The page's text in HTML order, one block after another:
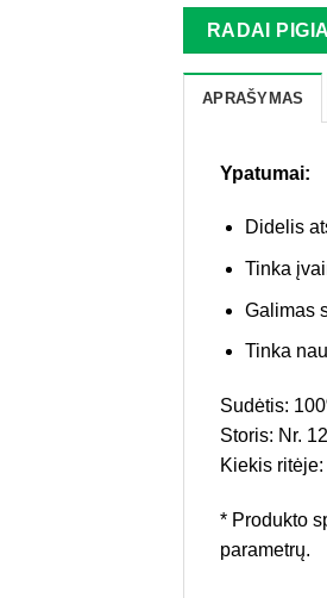
RADAI
APRAŠYMAS
Ypatumai:
Didelis
Tinka
Galimas
Tinka
Sudėtis:
Storis: Nr.
Kiekis
* Produkto
parametrų.